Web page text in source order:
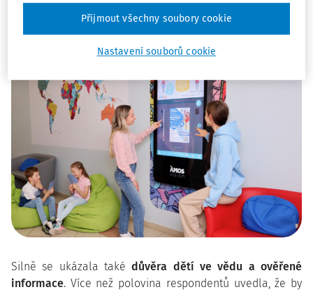
budoucnosti, dopadů na lidi a zvířata a z toho, že se
problém neřeší dost rychle.
Silně se ukázala takédůvěra dětí ve vědu a ověřené
informace. Více než polovina respondentů uvedla, že by
Nastavení souborů cookie
Přijmout všechny soubory cookie